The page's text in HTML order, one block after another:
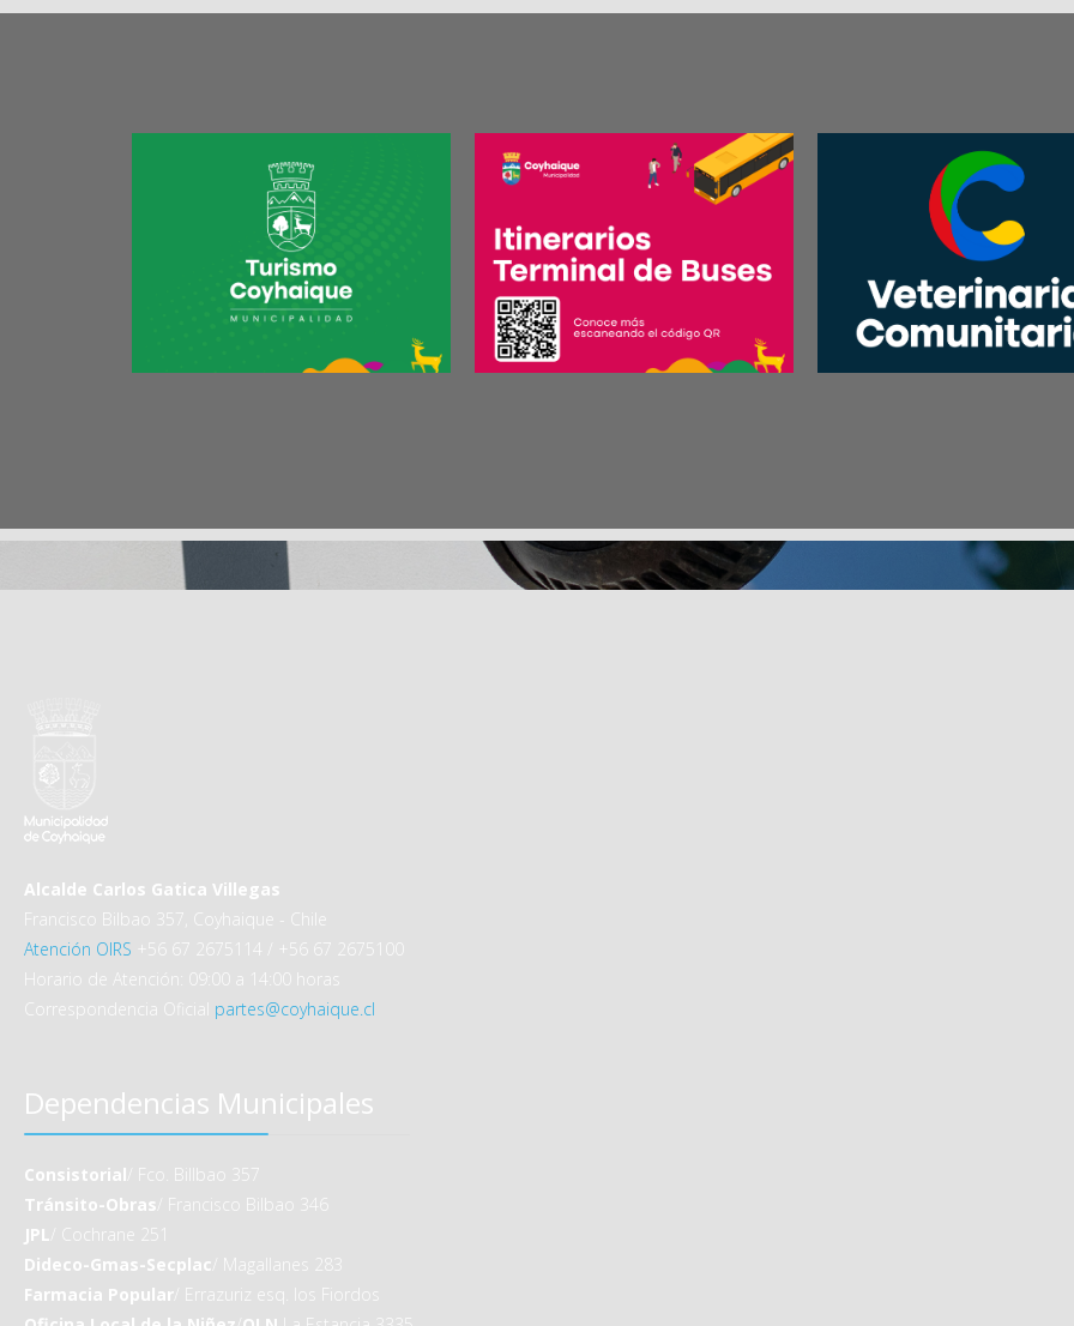
Alcalde Carlos Gatica Villegas
Francisco Bilbao 357, Coyhaique - Chile
Atención OIRS +56 67 2675114 / +56 67 2675100
Horario de Atención: 09:00 a 14:00 horas
Correspondencia Oficial partes@coyhaique.cl
Dependencias Municipales
Consistorial / Fco. Billbao 357
Tránsito-Obras / Francisco Bilbao 346
JPL
/ Cochrane 251
Dideco-Gmas-Secplac / Magallanes 283
Farmacia Popular / Errazuriz esq. los Fiordos